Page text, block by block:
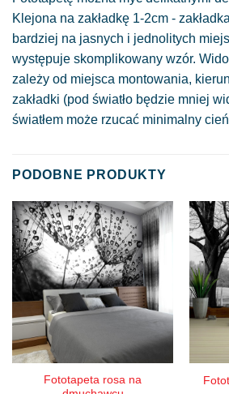
Klejona na zakładkę 1-2cm -
bardziej na jasnych i jednolitych
występuje skomplikowany wzór.
zależy od miejsca montowania,
zakładki (pod światło będzie mniej
światłem może rzucać minimalny
PODOBNE PRODUKTY
Fototapeta rosa na